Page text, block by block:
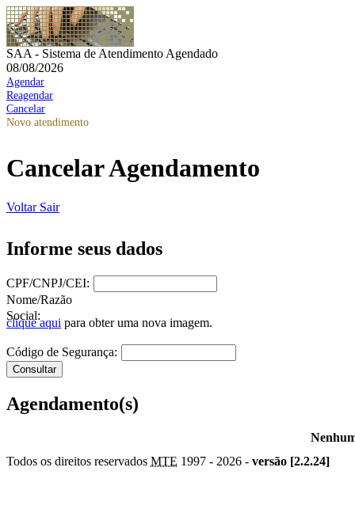
SAA - Sistema de Atendimento Agendado
08/08/2026
Agendar
Reagendar
Cancelar
Novo atendimento
Cancelar Agendamento
Voltar Sair
Informe seus dados
CPF/CNPJ/CEI:
Nome/Razão
Social:
clique aqui para obter uma nova imagem.
Código de Segurança:
Agendamento(s)
Todos os direitos reservados MTE 1997 - 2026 - versão [2.2.24]